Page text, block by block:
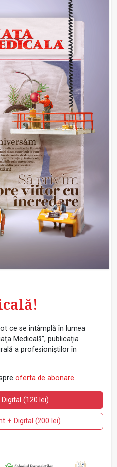
ce se întâmplă în lumea
Medicală”, publicația
a profesioniștilor în
oferta de abonare.
(120 lei)
+ Digital (200 lei)